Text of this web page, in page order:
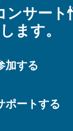
ンサート
します。
加する
ポートする